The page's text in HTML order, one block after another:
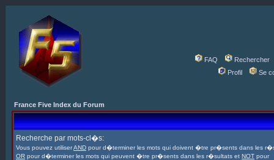
FAQ
Rechercher
Profil
Se
France Five Index du Forum
Recherche par mots-cl�s:
Vous pouvez utiliserAND pour d�terminer les mots qui doivent �tre pr�sents dans les
OR pour d�terminer les mots qui peuvent �tre pr�sents dans les r�sultats et NOT pour